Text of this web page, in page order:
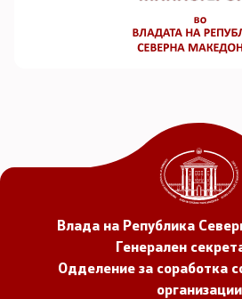
Влада на Република
Генерален
Одделение за соработка
организации